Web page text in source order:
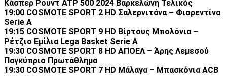
Κάσπερ Ρουντ ATP 500 2024 Βαρκελώνη Τελικός
19:00 COSMOTE SPORT 2 HD Σαλερνιτάνα – Φιορεντίνα
Serie A
19:15 COSMOTE SPORT 9 HD Βίρτους Μπολόνια –
Ρέτζιο Εμίλια Lega Basket Serie A
19:30 COSMOTE SPORT 8 HD ΑΠΟΕΛ – Άρης Λεμεσού
Παγκύπριο Πρωτάθλημα
19:30 COSMOTE SPORT 7 HD Μάλαγα – Μπασκόνια ACB